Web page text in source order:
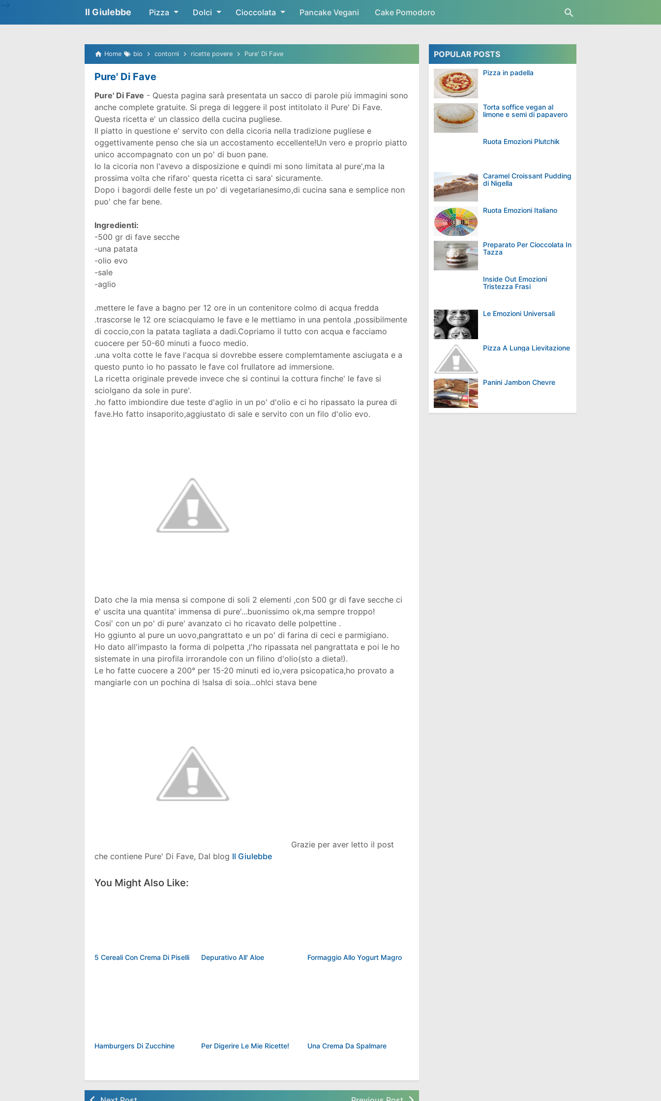
Skip to main content
Il Giulebbe Pizza Dolci Cioccolata Pancake Vegani Cake Pomodoro
Home bio contorni ricette povere Pure' Di Fave
Pure' Di Fave
Pure' Di Fave - Questa pagina sarà presentata un sacco di parole più immagini sono
anche complete gratuite. Si prega di leggere il post intitolato il Pure' Di Fave.
Questa ricetta e' un classico della cucina pugliese.
Il piatto in questione e' servito con della cicoria nella tradizione pugliese e
oggettivamente penso che sia un accostamento eccellente!Un vero e proprio piatto
unico accompagnato con un po' di buon pane.
Io la cicoria non l'avevo a disposizione e quindi mi sono limitata al pure',ma la
prossima volta che rifaro' questa ricetta ci sara' sicuramente.
Dopo i bagordi delle feste un po' di vegetarianesimo,di cucina sana e semplice non
puo' che far bene.
Ingredienti:
-500 gr di fave secche
-una patata
-olio evo
-sale
-aglio
.mettere le fave a bagno per 12 ore in un contenitore colmo di acqua fredda
.trascorse le 12 ore sciacquiamo le fave e le mettiamo in una pentola ,possibilmente
di coccio,con la patata tagliata a dadi.Copriamo il tutto con acqua e facciamo
cuocere per 50-60 minuti a fuoco medio.
.una volta cotte le fave l'acqua si dovrebbe essere complemtamente asciugata e a
questo punto io ho passato le fave col frullatore ad immersione.
La ricetta originale prevede invece che si continui la cottura finche' le fave si
sciolgano da sole in pure'.
.ho fatto imbiondire due teste d'aglio in un po' d'olio e ci ho ripassato la purea di
fave.Ho fatto insaporito,aggiustato di sale e servito con un filo d'olio evo.
Dato che la mia mensa si compone di soli 2 elementi ,con 500 gr di fave secche ci
e' uscita una quantita' immensa di pure'...buonissimo ok,ma sempre troppo!
Cosi' con un po' di pure' avanzato ci ho ricavato delle polpettine .
Ho ggiunto al pure un uovo,pangrattato e un po' di farina di ceci e parmigiano.
Ho dato all'impasto la forma di polpetta ,l'ho ripassata nel pangrattata e poi le ho
sistemate in una pirofila irrorandole con un filino d'olio(sto a dieta!).
Le ho fatte cuocere a 200° per 15-20 minuti ed io,vera psicopatica,ho provato a
mangiarle con un pochina di !salsa di soia...oh!ci stava bene
Grazie per aver letto il post
che contiene Pure' Di Fave, Dal blog Il Giulebbe
You Might Also Like:
5 Cereali Con Crema Di Piselli Depurativo All' Aloe Formaggio Allo Yogurt Magro
Hamburgers Di Zucchine Per Digerire Le Mie Ricette! Una Crema Da Spalmare
POPULAR POSTS
Pizza in padella
Torta soffice vegan al
limone e semi di papavero
Ruota Emozioni Plutchik
Caramel Croissant Pudding
di Nigella
Ruota Emozioni Italiano
Preparato Per Cioccolata In
Tazza
Inside Out Emozioni
Tristezza Frasi
Le Emozioni Universali
Pizza A Lunga Lievitazione
Panini Jambon Chevre